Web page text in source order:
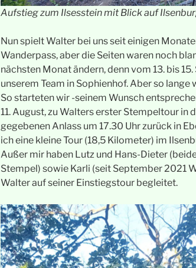
Aufstieg zum Ilsesstein mit Blick auf
Nun spielt Walter bei uns seit einigen
Wanderpass, aber die Seiten waren noch
nächsten Monat ändern, denn vom 13. bis
unserem Team in Sophienhof. Aber so
So starteten wir -seinem Wunsch
11. August, zu Walters erster Stempeltour in
gegebenen Anlass um 17.30 Uhr zurück in
ich eine kleine Tour (18,5 Kilometer) im
Außer mir haben Lutz und Hans-Dieter
Stempel) sowie Karli (seit September 2021
Walter auf seiner Einstiegstour begleitet.